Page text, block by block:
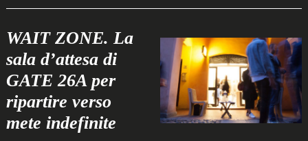
WAIT ZONE. La
sala d’attesa di
GATE 26A per
ripartire verso
mete indefinite